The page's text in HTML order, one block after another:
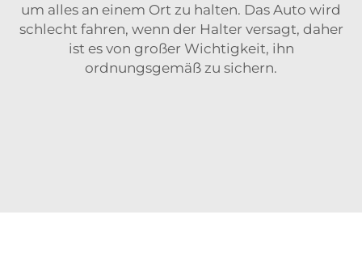
um alles an einem Ort zu halten. Das Auto wird
schlecht fahren, wenn der Halter versagt, daher
ist es von großer Wichtigkeit, ihn
ordnungsgemäß zu sichern.